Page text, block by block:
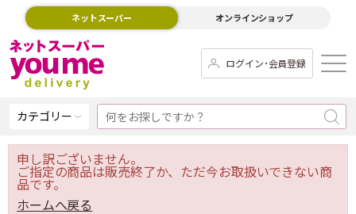
ネットスーパー オンラインショップ
ログイン･会員登録
カテゴリー
申し訳ございません。
ご指定の商品は販売終了か、ただ今お取扱いできない商
品です。
ホームへ戻る